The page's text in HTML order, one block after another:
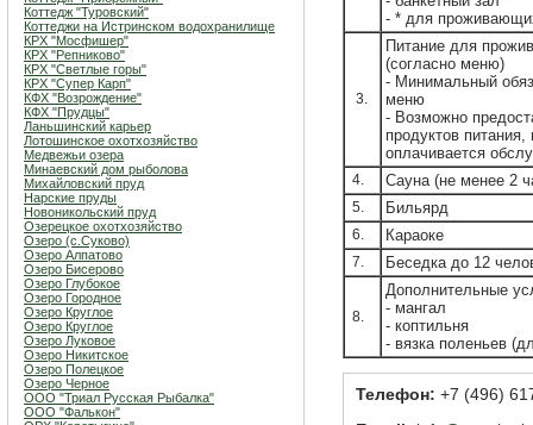
Коттедж "Туровский"
Коттеджи на Истринском водохранилище
КРХ "Мосфишер"
КРХ "Репниково"
КРХ "Светлые горы"
КРХ "Супер Карп"
КФХ "Возрождение"
КФХ "Прудцы"
Ланьшинский карьер
Лотошинское охотхозяйство
Медвежьи озера
Минаевский дом рыболова
Михайловский пруд
Нарские пруды
Новоникольский пруд
Озерецкое охотхозяйство
Озеро (c.Суково)
Озеро Алпатово
Озеро Бисерово
Озеро Глубокое
Озеро Городное
Озеро Круглое
Озеро Круглое
Озеро Луковое
Озеро Никитское
Озеро Полецкое
Озеро Черное
ООО "Триал Русская Рыбалка"
ООО "Фалькон"
- * для
3.
Питание для
(согласно меню)
- Минимальный
меню
- Возможно
продуктов питания,
оплачивается
4. Сауна (не менее 2
5. Бильярд
6. Караоке
7. Беседка до 12
8.
Дополнительные
- мангал
- коптильня
- вязка поленьев
Телефон: +7 (496)